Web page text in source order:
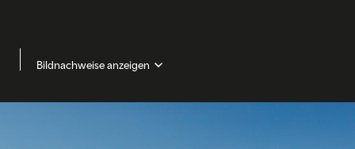
Bildnachweise anzeigen